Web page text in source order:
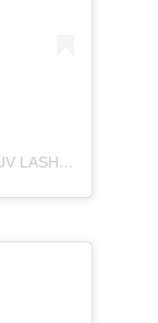
Ein Beitrag geteilt von CFB COSMETICS UV LASHES (@cfb_cosmetics_germany)